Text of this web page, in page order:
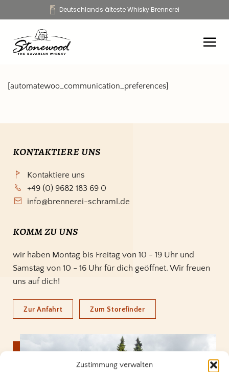
Zustimmung verwalten
Inhalt
Deutschlands älteste Whisky Brennerei
[automatewoo_communication_preferences]
kontaktiere uns
Kontaktiere uns
+49 (0) 9682 183 69 0
info@brennerei-schraml.de
komm zu uns
wir haben Montag bis Freitag von 10 - 19 Uhr und
Samstag von 10 - 16 Uhr für dich geöffnet. Wir freuen
uns auf dich!
Zur Anfahrt Zum Storefinder